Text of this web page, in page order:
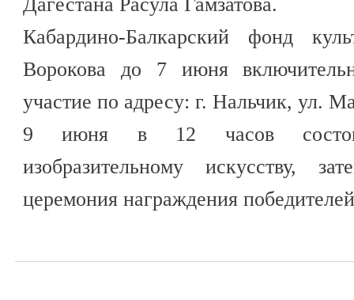
Кабардино-Балкарский фонд
Ворокова до 7 июня
участие по адресу: г. Нальчик, ул.
9 июня в 12 часов
изобразительному искусству,
церемония награждения